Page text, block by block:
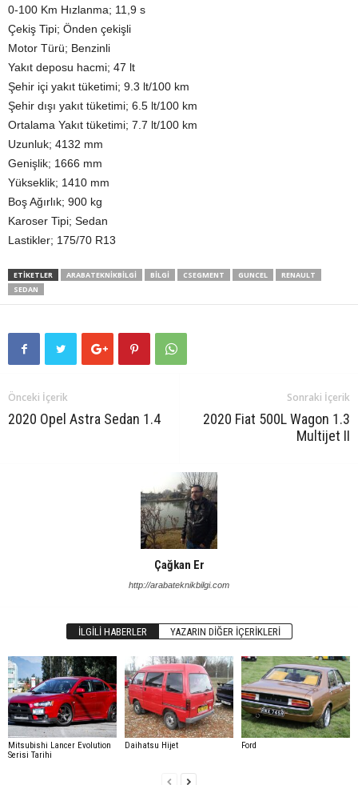
0-100 Km Hızlanma; 11,9 s
Çekiş Tipi; Önden çekişli
Motor Türü; Benzinli
Yakıt deposu hacmi; 47 lt
Şehir içi yakıt tüketimi; 9.3 lt/100 km
Şehir dışı yakıt tüketimi; 6.5 lt/100 km
Ortalama Yakıt tüketimi; 7.7 lt/100 km
Uzunluk; 4132 mm
Genişlik; 1666 mm
Yükseklik; 1410 mm
Boş Ağırlık; 900 kg
Karoser Tipi; Sedan
Lastikler; 175/70 R13
ETIKETLER ARABATEKNIKBILGI BILGI CSEGMENT GUNCEL
RENAULT
SEDAN
Önceki İçerik
2020 Opel Astra Sedan 1.4
Sonraki İçerik
2020 Fiat 500L Wagon 1.3
Multijet II
Çağkan Er
http://arabateknikbilgi.com
İLGILI HABERLER YAZARIN DIĞER İÇERIKLERI
Mitsubishi Lancer Evolution
Serisi Tarihi
Daihatsu Hijet Ford